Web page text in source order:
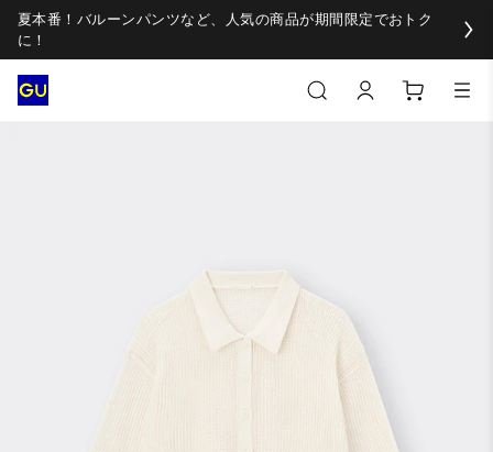
夏本番！バルーンパンツなど、人気の商品が期間限定でおトク
に！